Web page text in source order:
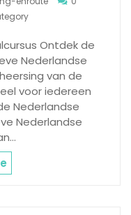
Ontdek de
Nederlandse
van de
voor iedereen
Nederlandse
Nederlandse